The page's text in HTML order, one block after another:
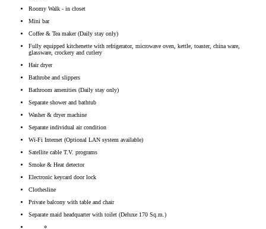
Roomy Walk - in closet
Mini bar
Coffee & Tea maker (Daily stay only)
Fully equipped kitchenette with refrigerator, microwave oven, kettle, toaster, china ware,
glassware, crockery and cutlery
Hair dryer
Bathrobe and slippers
Bathroom amenities (Daily stay only)
Separate shower and bathtub
Washer & dryer machine
Separate individual air condition
Wi-Fi Internet (Optional LAN system available)
Satellite cable T.V. programs
Smoke & Heat detector
Electronic keycard door lock
Clothesline
Private balcony with table and chair
Separate maid headquarter with toilet (Deluxe 170 Sq.m.)